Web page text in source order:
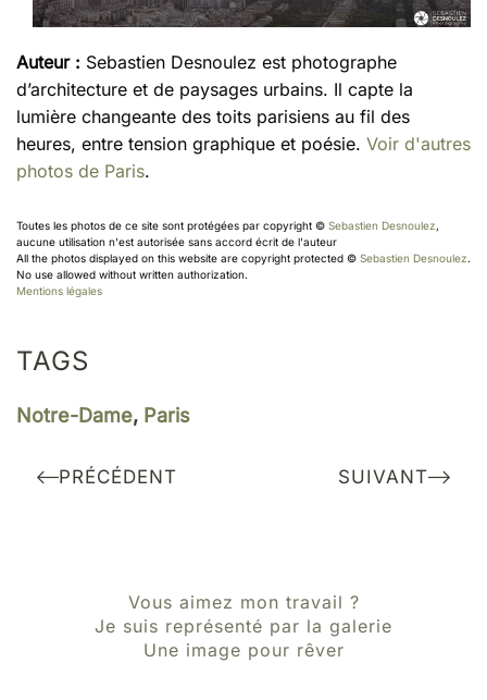
Auteur : Sebastien Desnoulez est photographe
d’architecture et de paysages urbains. Il capte la
lumière changeante des toits parisiens au fil des
heures, entre tension graphique et poésie. Voir d'autres
photos de Paris.
Toutes les photos de ce site sont protégées par copyright © Sebastien Desnoulez,
aucune utilisation n'est autorisée sans accord écrit de l'auteur
All the photos displayed on this website are copyright protected © Sebastien Desnoulez.
No use allowed without written authorization.
Mentions légales
TAGS
Notre-Dame, Paris
PRÉCÉDENT SUIVANT
Vous aimez mon travail ?
Je suis représenté par la galerie
Une image pour rêver